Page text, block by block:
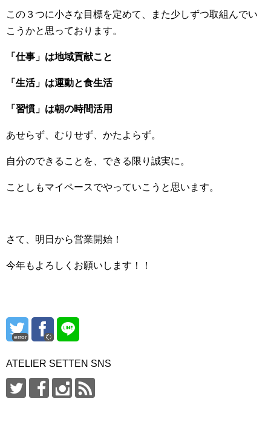
この３つに小さな目標を定めて、また少しずつ取組んでい
こうかと思っております。
「仕事」は地域貢献こと
「生活」は運動と食生活
「習慣」は朝の時間活用
あせらず、むりせず、かたよらず。
自分のできることを、できる限り誠実に。
ことしもマイペースでやっていこうと思います。
さて、明日から営業開始！
今年もよろしくお願いします！！
error
ATELIER SETTEN SNS